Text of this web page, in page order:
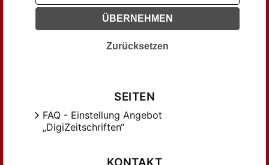
Guetta, Alessandro (24)
Hartman, Geoffrey H. (21)
Harvey, Steven (21)
Hezser, Catherine (51)
Himmelfarb, Martha (25)
Horbury, William (23)
ÜBERNEHMEN
Zurücksetzen
SEITEN
FAQ - Einstellung Angebot
„DigiZeitschriften“